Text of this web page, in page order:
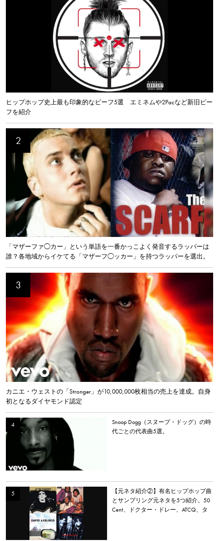
ヒップホップ史上最も印象的なビーフ5選 エミネムや2Pacなど新旧ビー
フを紹介
「マザーファ◯カー」という単語を一番かっこよく発音するラッパーは
誰？各地域からイケてる「マザーフ◯ッカー」を持つラッパーを選出。
カニエ・ウェストの「Stronger」が10,000,000枚相当の売上を達成。自身
初となるダイヤモンド認定
Snoop Dogg（スヌープ・ドッグ）の時
代ごとの代表曲5選。
【元ネタ紹介②】有名ヒップホップ曲
とサンプリング元ネタを5つ紹介。50
Cent、ドクター・ドレー、ATCQ、タ